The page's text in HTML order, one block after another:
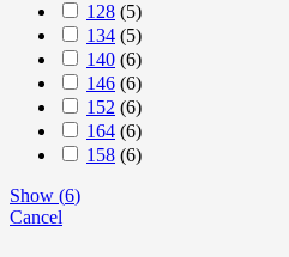
128 (5)
134 (5)
140 (6)
146 (6)
152 (6)
164 (6)
158 (6)
Show (6)
Cancel